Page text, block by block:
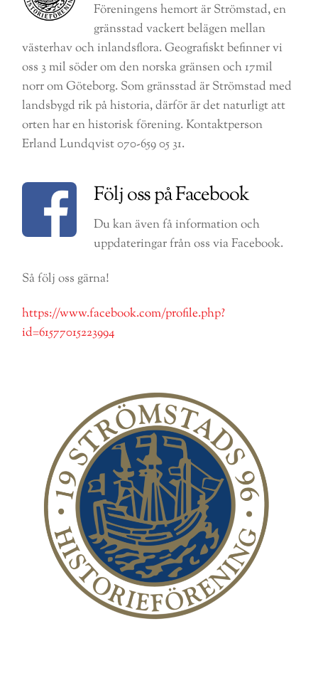
Föreningens hemort är Strömstad, en
gränsstad vackert belägen mellan
västerhav och inlandsflora. Geografiskt befinner vi
oss 3 mil söder om den norska gränsen och 17mil
norr om Göteborg. Som gränsstad är Strömstad med
landsbygd rik på historia, därför är det naturligt att
orten har en historisk förening. Kontaktperson
Erland Lundqvist 070-659 05 31.
Följ oss på Facebook
Du kan även få information och
uppdateringar från oss via Facebook.
Så följ oss gärna!
https://www.facebook.com/profile.php?
id=61577015223994